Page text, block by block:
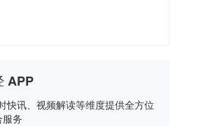
APP
快讯、视频解读等维度提供全方位
务